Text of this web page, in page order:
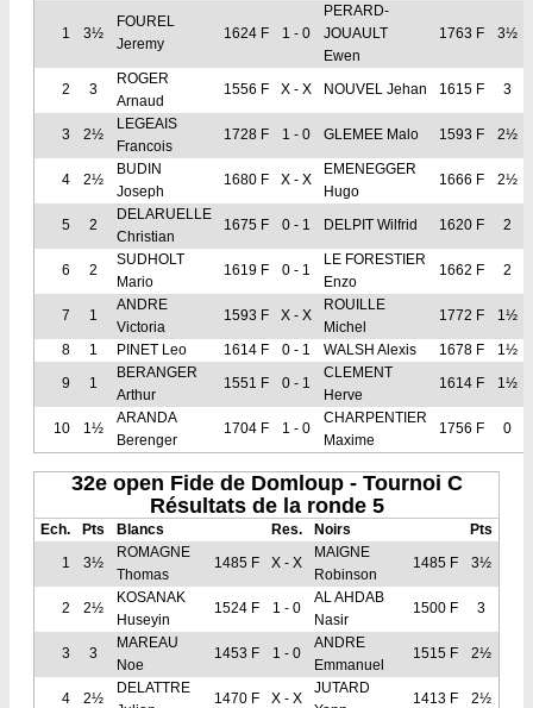
1 3½
FOUREL
Jeremy
1624 F 1 - 0
PERARD-
JOUAULT
Ewen
1763 F 3½
2 3
ROGER
Arnaud
1556 F X - X NOUVEL Jehan 1615 F 3
3 2½
LEGEAIS
Francois
1728 F 1 - 0 GLEMEE Malo 1593 F 2½
4 2½
BUDIN
Joseph
1680 F X - X
EMENEGGER
Hugo
1666 F 2½
5 2
DELARUELLE
Christian
1675 F 0 - 1 DELPIT Wilfrid 1620 F 2
6 2
SUDHOLT
Mario
1619 F 0 - 1
LE FORESTIER
Enzo
1662 F 2
7 1
ANDRE
Victoria
1593 F X - X
ROUILLE
Michel
1772 F 1½
8 1 PINET Leo 1614 F 0 - 1 WALSH Alexis 1678 F
1½
9
1
BERANGER
Arthur
1551 F 0 - 1
CLEMENT
Herve
1614 F 1½
10 1½
ARANDA
Berenger
1704 F 1 - 0
CHARPENTIER
Maxime
1756 F 0
32e open Fide de Domloup - Tournoi C
Résultats de la ronde 5
Ech. Pts Blancs Res. Noirs
Pts
1
3½
ROMAGNE
Thomas
1485 F X - X
MAIGNE
Robinson
1485 F 3½
2 2½
KOSANAK
Huseyin
1524 F 1 - 0
AL AHDAB
Nasir
1500 F 3
3 3
MAREAU
Noe
1453 F 1 - 0
ANDRE
Emmanuel
1515 F 2½
4 2½
DELATTRE
1470 F X - X
JUTARD
1413 F 2½